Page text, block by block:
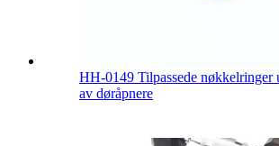
HH-0149 Tilpassede nøkkelringer
av døråpnere